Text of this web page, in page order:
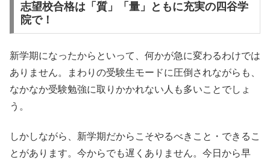
志望校合格は「質」「量」ともに充実の四谷学
院で！
新学期になったからといって、何かが急に変わるわけでは
ありません。まわりの受験生モードに圧倒されながらも、
なかなか受験勉強に取りかかれない人も多いことでしょ
う。
しかしながら、新学期だからこそやるべきこと・できるこ
とがあります。今からでも遅くありません。今日から早